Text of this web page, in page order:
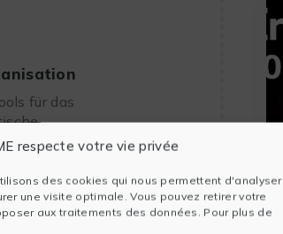
respecte votre vie privée
des cookies qui nous permettent d'analyser
une visite optimale. Vous pouvez retirer votre
aux traitements des données. Pour plus de
für das
und
Volltexten
Ihre PDF-
Bibliothek